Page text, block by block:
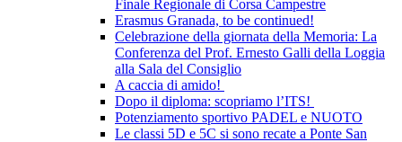
Finale Regionale di Corsa Campestre
Erasmus Granada, to be continued!
Celebrazione della giornata della Memoria: La
Conferenza del Prof. Ernesto Galli della Loggia
alla Sala del Consiglio
A caccia di amido!
Dopo il diploma: scopriamo l’ITS!
Potenziamento sportivo PADEL e NUOTO
Le classi 5D e 5C si sono recate a Ponte San